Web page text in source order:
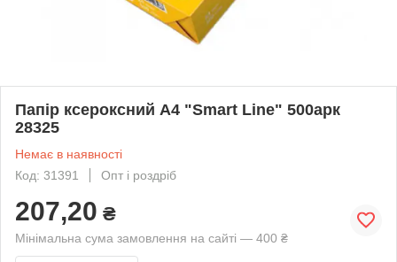
Папір ксероксний А4 "Smart Line" 500арк
28325
Немає в наявності
Код: 31391
Опт і роздріб
207,20 ₴
Мінімальна сума замовлення на сайті — 400 ₴